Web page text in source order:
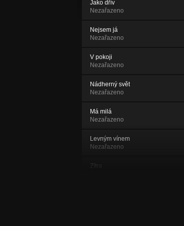
Jako dřív
Nezařazeno
Nejsem já
Nezařazeno
V pokoji
Nezařazeno
Nádherný svět
Nezařazeno
Má milá
Nezařazeno
Levným vínem
Nezařazeno
Zítra